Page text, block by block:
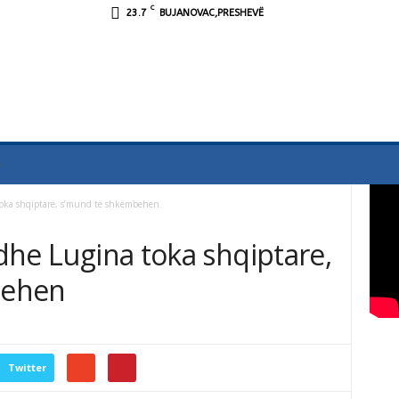
23.7 C BUJANOVAC,PRESHEVË
shqiptare, s’mund të shkëmbehen
Lugina toka shqiptare,
Twitter